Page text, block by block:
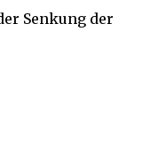
Senkung der